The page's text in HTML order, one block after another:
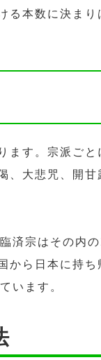
る本数に決ま
ます。宗派ご
、大悲咒、開
済宗はその内
から日本に持
います。